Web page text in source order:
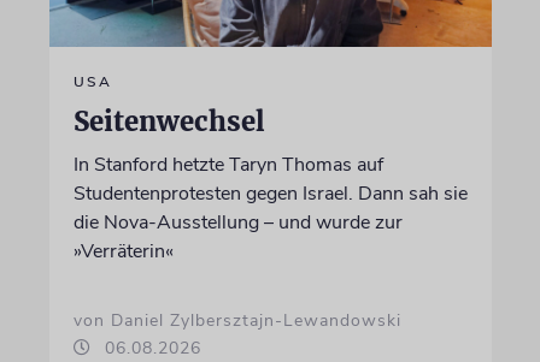
USA
Seitenwechsel
In Stanford hetzte Taryn Thomas auf
Studentenprotesten gegen Israel. Dann sah sie
die Nova-Ausstellung – und wurde zur
»Verräterin«
von Daniel Zylbersztajn-Lewandowski
06.08.2026